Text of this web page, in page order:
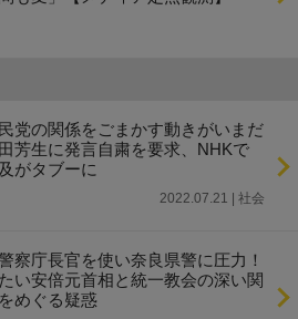
党の関係をごまかす動きがいまだ
芳生に発言自粛を要求、NHKで
がタブーに
2022.07.21 | 社会
察庁長官を使い奈良県警に圧力！
い安倍元首相と統一教会の深い関
めぐる疑惑